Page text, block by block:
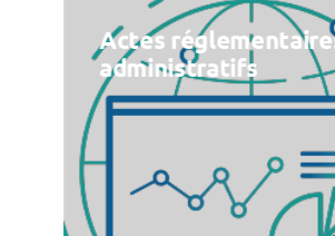
Actes
administratifs